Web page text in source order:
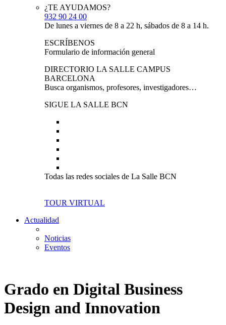
¿TE AYUDAMOS?
932 90 24 00
De lunes a viernes de 8 a 22 h, sábados de 8 a 14 h.
ESCRÍBENOS
Formulario de información general
DIRECTORIO LA SALLE CAMPUS
BARCELONA
Busca organismos, profesores, investigadores…
SIGUE LA SALLE BCN
Todas las redes sociales de La Salle BCN
TOUR VIRTUAL
Actualidad
Noticias
Eventos
Grado en Digital Business
Design and Innovation